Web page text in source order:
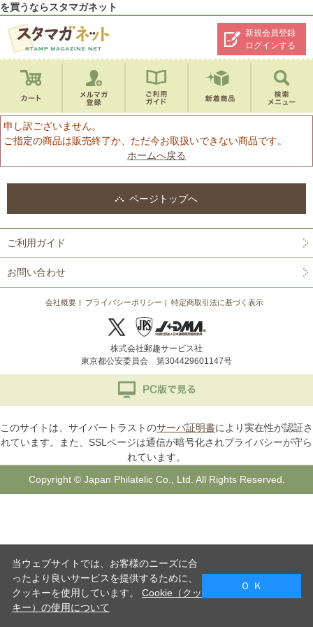
を買うならスタマガネット
新規会員登録
ログインする
申し訳ございません。
ご指定の商品は販売終了か、ただ今お取扱いできない商品です。
ホームへ戻る
ページトップへ
ご利用ガイド
お問い合わせ
会社概要 プライバシーポリシー 特定商取引法に基づく表示
株式会社郵趣サービス社
東京都公安委員会 第304429601147号
このサイトは、サイバートラストのサーバ証明書により実在性が認証さ
れています。また、SSLページは通信が暗号化されプライバシーが守ら
れています。
Copyright © Japan Philatelic Co., Ltd. All Rights Reserved.
当ウェブサイトでは、お客様のニーズに合
ったより良いサービスを提供するために、
クッキーを使用しています。 Cookie（クッ
キー）の使用について
Ｏ Ｋ